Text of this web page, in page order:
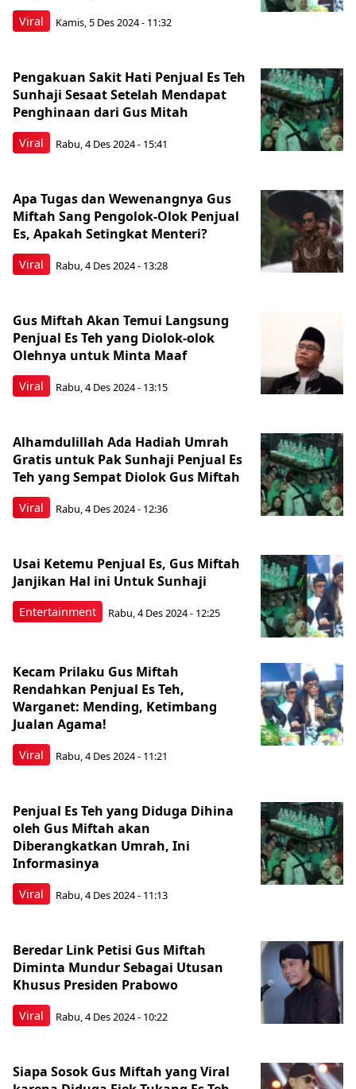
Viral Kamis, 5 Des 2024 - 11:32
Viral
Pengakuan Sakit Hati Penjual Es Teh
Sunhaji Sesaat Setelah Mendapat
Penghinaan dari Gus Mitah
Rabu, 4 Des 2024 - 15:41
Viral
Apa Tugas dan Wewenangnya Gus
Miftah Sang Pengolok-Olok Penjual
Es, Apakah Setingkat Menteri?
Rabu, 4 Des 2024 - 13:28
Viral
Gus Miftah Akan Temui Langsung
Penjual Es Teh yang Diolok-olok
Olehnya untuk Minta Maaf
Rabu, 4 Des 2024 - 13:15
Viral
Alhamdulillah Ada Hadiah Umrah
Gratis untuk Pak Sunhaji Penjual Es
Teh yang Sempat Diolok Gus Miftah
Rabu, 4 Des 2024 - 12:36
Entertainment
Usai Ketemu Penjual Es, Gus Miftah
Janjikan Hal ini Untuk Sunhaji
Rabu, 4 Des 2024 - 12:25
Viral
Kecam Prilaku Gus Miftah
Rendahkan Penjual Es Teh,
Warganet: Mending, Ketimbang
Jualan Agama!
Rabu, 4 Des 2024 - 11:21
Viral
Penjual Es Teh yang Diduga Dihina
oleh Gus Miftah akan
Diberangkatkan Umrah, Ini
Informasinya
Rabu, 4 Des 2024 - 11:13
Viral
Beredar Link Petisi Gus Miftah
Diminta Mundur Sebagai Utusan
Khusus Presiden Prabowo
Rabu, 4 Des 2024 - 10:22
Siapa Sosok Gus Miftah yang Viral